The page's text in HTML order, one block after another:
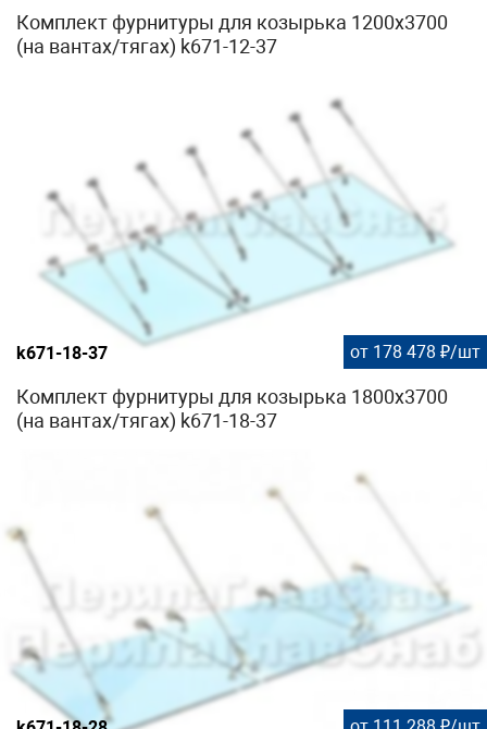
Комплект фурнитуры для козырька 1200х3700
(на вантах/тягах) k671-12-37
k671-18-37 от 178 478 ₽/шт
Комплект фурнитуры для козырька 1800х3700
(на вантах/тягах) k671-18-37